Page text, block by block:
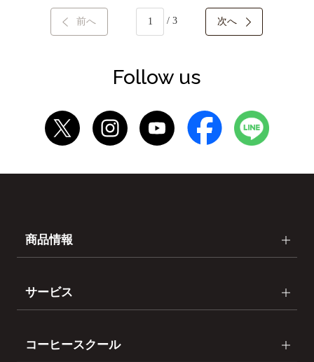
LINEギフト限定！タリーズデジタルギフト3,000円分を贈
ると、自分も500円分のギフトチケットがもらえるキャン
前へ / 3 次へ
Follow us
商品情報
サービス
コーヒースクール